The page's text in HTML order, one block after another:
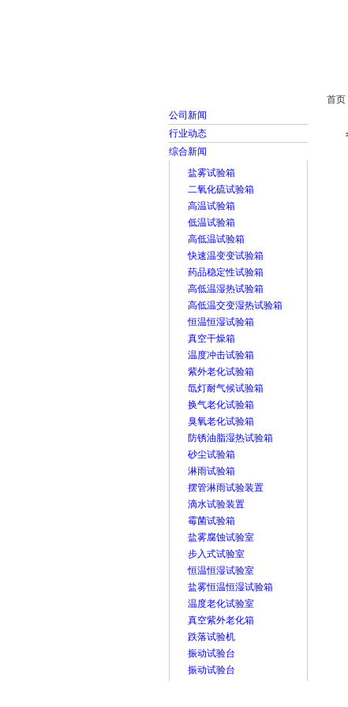
公司新闻
行业动态
综合新闻
盐雾试验箱
二氧化硫试验箱
高温试验箱
低温试验箱
高低温试验箱
快速温变变试验箱
药品稳定性试验箱
高低温湿热试验箱
高低温交变湿热试验箱
恒温恒湿试验箱
真空干燥箱
温度冲击试验箱
紫外老化试验箱
氙灯耐气候试验箱
换气老化试验箱
臭氧老化试验箱
防锈油脂湿热试验箱
砂尘试验箱
淋雨试验箱
摆管淋雨试验装置
滴水试验装置
霉菌试验箱
盐雾腐蚀试验室
步入式试验室
恒温恒湿试验室
盐雾恒温恒湿试验箱
温度老化试验室
真空紫外老化箱
跌落试验机
振动试验台
振动试验台
首页